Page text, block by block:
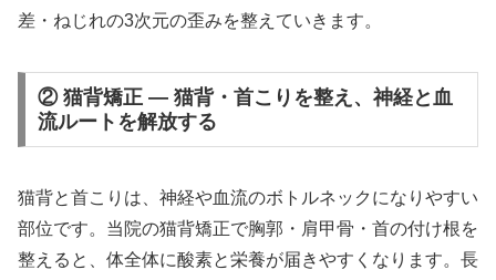
差・ねじれの3次元の歪みを整えていきます。
② 猫背矯正 — 猫背・首こりを整え、神経と血
流ルートを解放する
猫背と首こりは、神経や血流のボトルネックになりやすい
部位です。当院の猫背矯正で胸郭・肩甲骨・首の付け根を
整えると、体全体に酸素と栄養が届きやすくなります。長